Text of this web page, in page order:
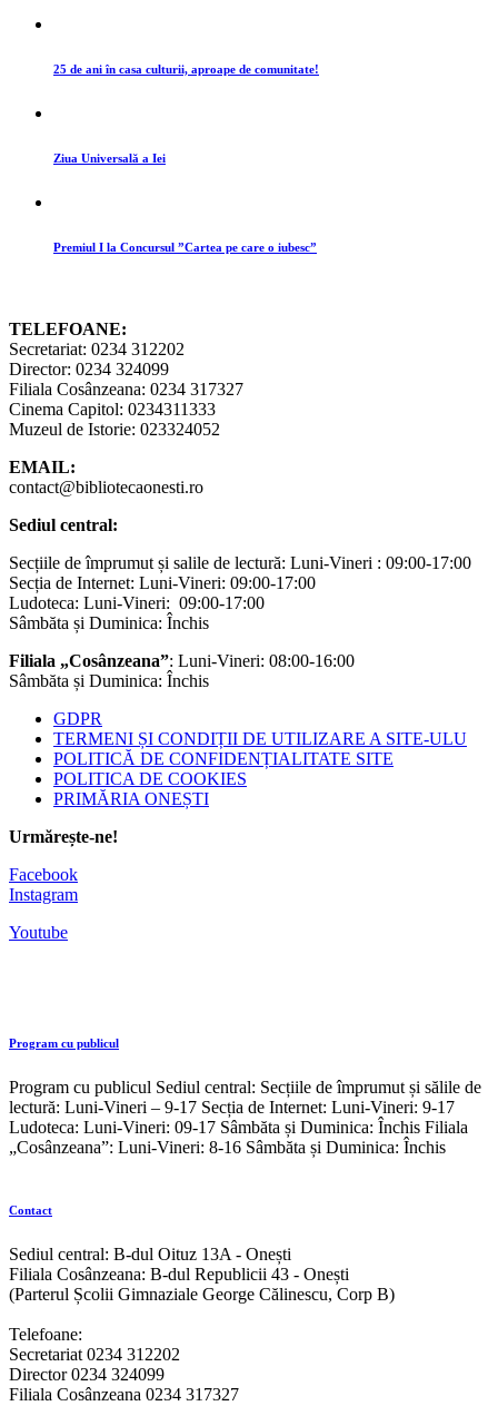
25 de ani în casa culturii, aproape de comunitate!
Ziua Universală a Iei
Premiul I la Concursul ”Cartea pe care o iubesc”
TELEFOANE:
Secretariat: 0234 312202
Director: 0234 324099
Filiala Cosânzeana: 0234 317327
Cinema Capitol: 0234311333
Muzeul de Istorie: 023324052
EMAIL:
contact@bibliotecaonesti.ro
Sediul central:
Secțiile de împrumut și salile de lectură: Luni-Vineri : 09:00-17:00
Secția de Internet: Luni-Vineri: 09:00-17:00
Ludoteca: Luni-Vineri: 09:00-17:00
Sâmbăta și Duminica: Închis
Filiala „Cosânzeana”: Luni-Vineri: 08:00-16:00
Sâmbăta și Duminica: Închis
GDPR
TERMENI ȘI CONDIȚII DE UTILIZARE A SITE-ULU
POLITICĂ DE CONFIDENȚIALITATE SITE
POLITICA DE COOKIES
PRIMĂRIA ONEȘTI
Urmărește-ne!
Facebook
Instagram
Youtube
Program cu publicul
Program cu publicul Sediul central: Secțiile de împrumut și sălile de
lectură: Luni-Vineri – 9-17 Secția de Internet: Luni-Vineri: 9-17
Ludoteca: Luni-Vineri: 09-17 Sâmbăta și Duminica: Închis Filiala
„Cosânzeana”: Luni-Vineri: 8-16 Sâmbăta și Duminica: Închis
Contact
Sediul central: B-dul Oituz 13A - Onești
Filiala Cosânzeana: B-dul Republicii 43 - Onești
(Parterul Școlii Gimnaziale George Călinescu, Corp B)
Telefoane:
Secretariat 0234 312202
Director 0234 324099
Filiala Cosânzeana 0234 317327